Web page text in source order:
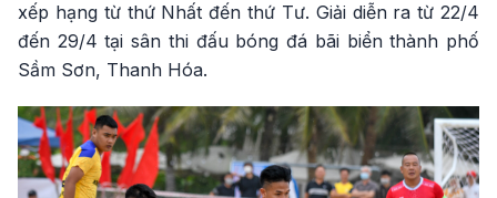
xếp hạng từ thứ Nhất đến thứ Tư. Giải diễn ra từ 22/4
đến 29/4 tại sân thi đấu bóng đá bãi biển thành phố
Sầm Sơn, Thanh Hóa.